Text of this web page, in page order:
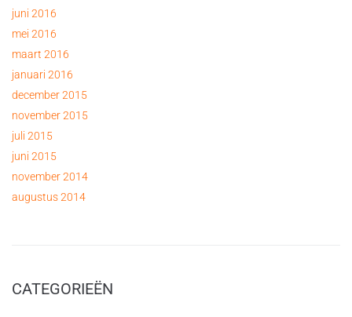
juni 2016
mei 2016
maart 2016
januari 2016
december 2015
november 2015
juli 2015
juni 2015
november 2014
augustus 2014
CATEGORIEËN